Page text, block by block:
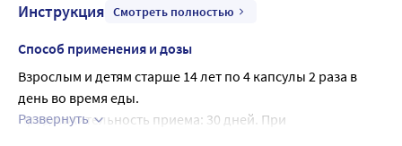
необходимости прием можно повторить через 2-3
недели. Это продукт, который обязательно стоит
рассмотреть для включения в ваш рацион в целях
укрепления здоровья.
Инструкция Смотреть полностью
Способ применения и дозы
Взрослым и детям старше 14 лет по 4 капсулы 2 раза в
день во время еды.
Продолжительность приема: 30 дней. При
Развернуть